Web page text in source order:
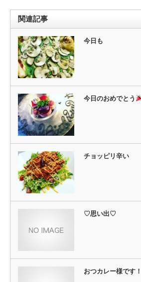
ド
ウ
で
開
ま
す)
さ
し
ウ
ィ
ン
ド
ウ
で
開
ま
関連記事
今日も
今日のおめでとう
チョッピリ辛い
♡思い出♡
おつカレー様です！